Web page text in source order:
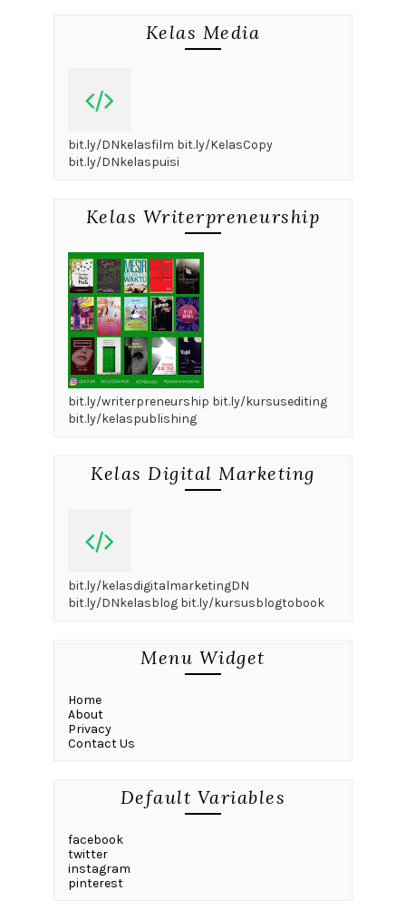
Kelas Media
bit.ly/DNkelasfilm bit.ly/KelasCopy
bit.ly/DNkelaspuisi
Kelas Writerpreneurship
bit.ly/writerpreneurship bit.ly/kursusediting
bit.ly/kelaspublishing
Kelas Digital Marketing
bit.ly/kelasdigitalmarketingDN
bit.ly/DNkelasblog bit.ly/kursusblogtobook
Menu Widget
Home
About
Privacy
Contact Us
Default Variables
facebook
twitter
instagram
pinterest